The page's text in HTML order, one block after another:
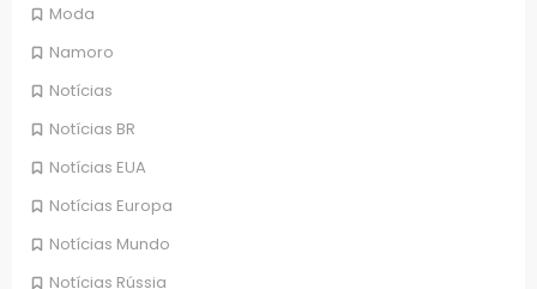
Moda
Namoro
Notícias
Notícias BR
Notícias EUA
Notícias Europa
Notícias Mundo
Notícias Rússia